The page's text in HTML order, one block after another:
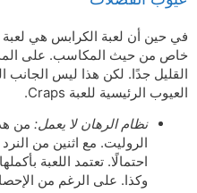
في حين أن لعبة الكرابس هي لعبة
خاص من حيث المكاسب. على
القليل جدًا. لكن هذا ليس الجانب
العيوب الرئيسية للعبة Craps.
نظام الرهان لا يعمل: من
احتمالًا. تعتمد اللعبة
وكذا. على الرغم من